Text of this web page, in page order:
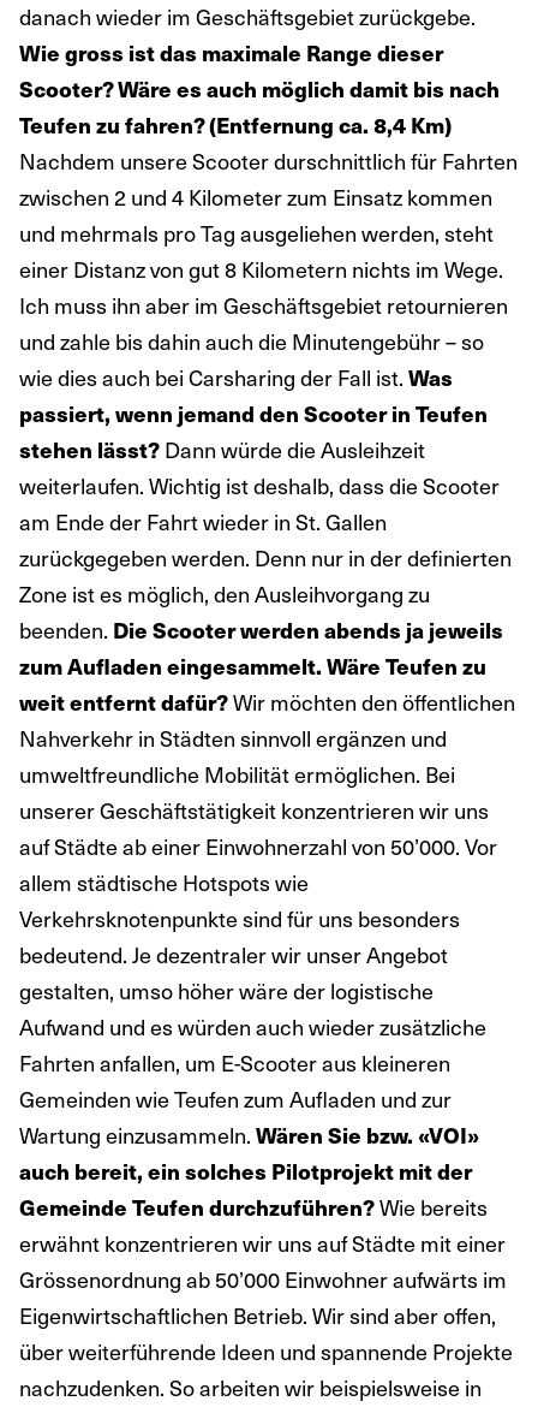
danach wieder im Geschäftsgebiet zurückgebe.
Wie gross ist das maximale Range dieser
Scooter? Wäre es auch möglich damit bis nach
Teufen zu fahren? (Entfernung ca. 8,4 Km)
Nachdem unsere Scooter durschnittlich für Fahrten
zwischen 2 und 4 Kilometer zum Einsatz kommen
und mehrmals pro Tag ausgeliehen werden, steht
einer Distanz von gut 8 Kilometern nichts im Wege.
Ich muss ihn aber im Geschäftsgebiet retournieren
und zahle bis dahin auch die Minutengebühr – so
wie dies auch bei Carsharing der Fall ist. Was
passiert, wenn jemand den Scooter in Teufen
stehen lässt? Dann würde die Ausleihzeit
weiterlaufen. Wichtig ist deshalb, dass die Scooter
am Ende der Fahrt wieder in St. Gallen
zurückgegeben werden. Denn nur in der definierten
Zone ist es möglich, den Ausleihvorgang zu
beenden. Die Scooter werden abends ja jeweils
zum Aufladen eingesammelt. Wäre Teufen zu
weit entfernt dafür?Wir möchten den öffentlichen
Nahverkehr in Städten sinnvoll ergänzen und
umweltfreundliche Mobilität ermöglichen. Bei
unserer Geschäftstätigkeit konzentrieren wir uns
auf Städte ab einer Einwohnerzahl von 50’000. Vor
allem städtische Hotspots wie
Verkehrsknotenpunkte sind für uns besonders
bedeutend. Je dezentraler wir unser Angebot
gestalten, umso höher wäre der logistische
Aufwand und es würden auch wieder zusätzliche
Fahrten anfallen, um E-Scooter aus kleineren
Gemeinden wie Teufen zum Aufladen und zur
Wartung einzusammeln. Wären Sie bzw. «VOI»
auch bereit, ein solches Pilotprojekt mit der
Gemeinde Teufen durchzuführen?Wie bereits
erwähnt konzentrieren wir uns auf Städte mit einer
Grössenordnung ab 50’000 Einwohner aufwärts im
Eigenwirtschaftlichen Betrieb. Wir sind aber offen,
über weiterführende Ideen und spannende Projekte
nachzudenken. So arbeiten wir beispielsweise in